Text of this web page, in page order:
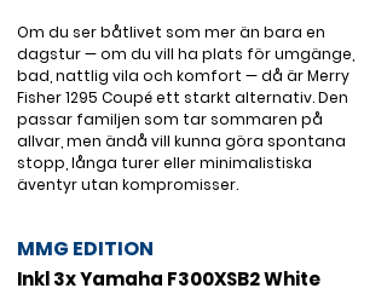
Om du ser båtlivet som mer än bara en
dagstur — om du vill ha plats för umgänge,
bad, nattlig vila och komfort — då är Merry
Fisher 1295 Coupé ett starkt alternativ. Den
passar familjen som tar sommaren på
allvar, men ändå vill kunna göra spontana
stopp, långa turer eller minimalistiska
äventyr utan kompromisser.
MMG EDITION
Inkl 3x Yamaha F300XSB2 White